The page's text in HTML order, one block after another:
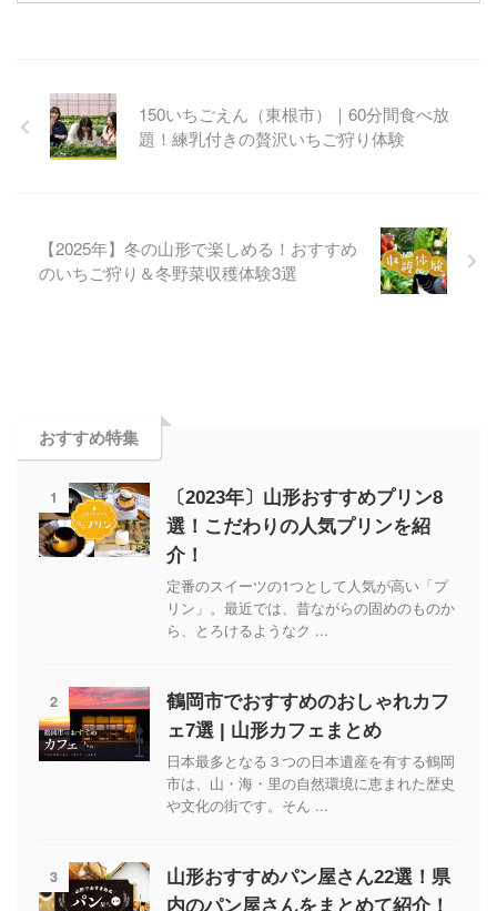
150いちごえん（東根市）｜60分間食べ放
題！練乳付きの贅沢いちご狩り体験
【2025年】冬の山形で楽しめる！おすすめ
のいちご狩り＆冬野菜収穫体験3選
おすすめ特集
1
〔2023年〕山形おすすめプリン8
選！こだわりの人気プリンを紹
介！
定番のスイーツの1つとして人気が高い「プ
リン」。最近では、昔ながらの固めのものか
ら、とろけるようなク ...
2
鶴岡市でおすすめのおしゃれカフ
ェ7選 | 山形カフェまとめ
日本最多となる３つの日本遺産を有する鶴岡
市は、山・海・里の自然環境に恵まれた歴史
や文化の街です。そん ...
3
山形おすすめパン屋さん22選！県
内のパン屋さんをまとめて紹介！